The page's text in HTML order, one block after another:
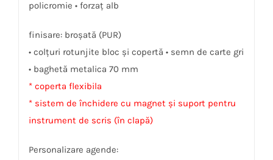
policromie • forzaţ alb
finisare: broșată (PUR)
• colţuri rotunjite bloc și copertă • semn de carte gri
• baghetă metalica 70 mm
* coperta flexibila
* sistem de închidere cu magnet și suport pentru
instrument de scris (în clapă)
Personalizare agende: